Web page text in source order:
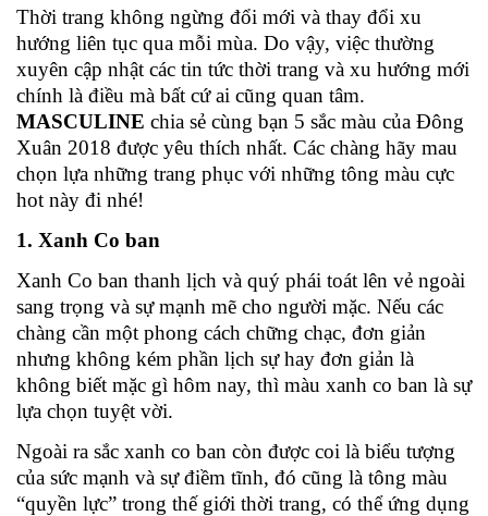
Thời trang không ngừng đổi mới và thay đổi xu
hướng liên tục qua mỗi mùa. Do vậy, việc thường
xuyên cập nhật các tin tức thời trang và xu hướng mới
chính là điều mà bất cứ ai cũng quan tâm.
MASCULINE chia sẻ cùng bạn 5 sắc màu của Đông
Xuân 2018 được yêu thích nhất. Các chàng hãy mau
chọn lựa những trang phục với những tông màu cực
hot này đi nhé!
1. Xanh Co ban
Xanh Co ban thanh lịch và quý phái toát lên vẻ ngoài
sang trọng và sự mạnh mẽ cho người mặc. Nếu các
chàng cần một phong cách chững chạc, đơn giản
nhưng không kém phần lịch sự hay đơn giản là
không biết mặc gì hôm nay, thì màu xanh co ban là sự
lựa chọn tuyệt vời.
Ngoài ra sắc xanh co ban còn được coi là biểu tượng
của sức mạnh và sự điềm tĩnh, đó cũng là tông màu
“quyền lực” trong thế giới thời trang, có thể ứng dụng